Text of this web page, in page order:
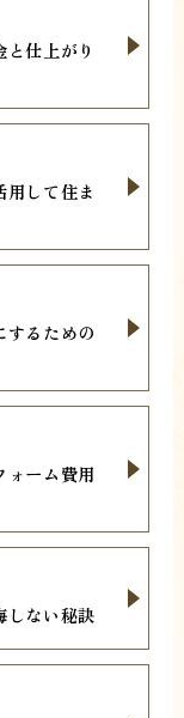
仕上がり
して住ま
するための
ォーム費用
しない秘訣